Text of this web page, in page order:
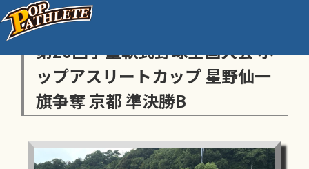
センス・トラストトーナメント
第20回学童軟式野球全国大会 ポ
ップアスリートカップ 星野仙一
旗争奪 京都 準決勝B